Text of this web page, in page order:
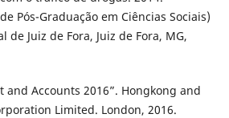
Pós-Graduação em Ciências Sociais)
de Juiz de Fora, Juiz de Fora, MG,
and Accounts 2016”. Hongkong and
Limited. London, 2016.